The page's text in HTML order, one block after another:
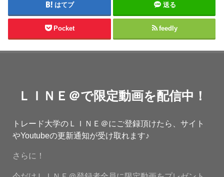
はてブ 送る
Pocket feedly
ＬＩＮＥ＠で限定動画を配信中！
トレード大学のＬＩＮＥ＠にご登録頂けたら、サイト
やYoutubeの更新通知が受け取れます♪
さらに！